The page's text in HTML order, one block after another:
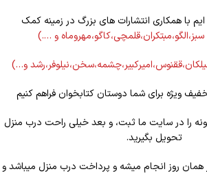
با همکاری انتشارات های بزرگ در زمینه کمک
و ….)
و…)
ویژه برای شما دوستان کتابخوان فراهم کنیم
را در سایت ما ثبت، و بعد خیلی راحت درب منزل
تحویل بگیرید.
روز انجام میشه و پرداخت درب منزل میباشد و